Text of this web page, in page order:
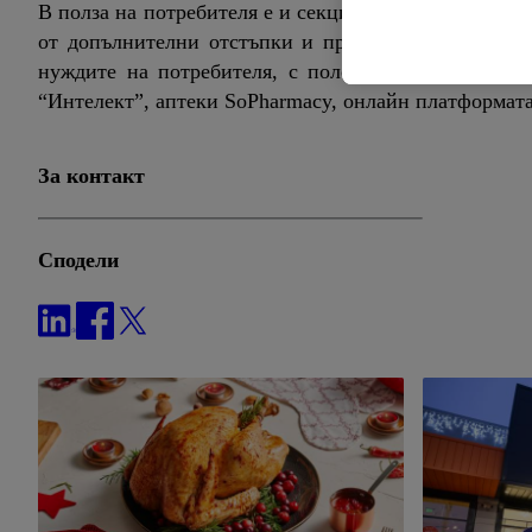
В полза на потребителя е и секцията „Партньори“
от допълнителни отстъпки и преференциални
нуждите на потребителя, с полезни
“Интелект”, аптеки SoPharmacy, онлайн
За контакт
Сподели
оттеглите